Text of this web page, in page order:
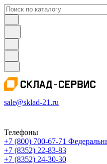
sale@sklad-21.ru
Телефоны
+7 (800) 700-67-71
+7 (8352) 22-83-83
+7 (8352) 24-30-30